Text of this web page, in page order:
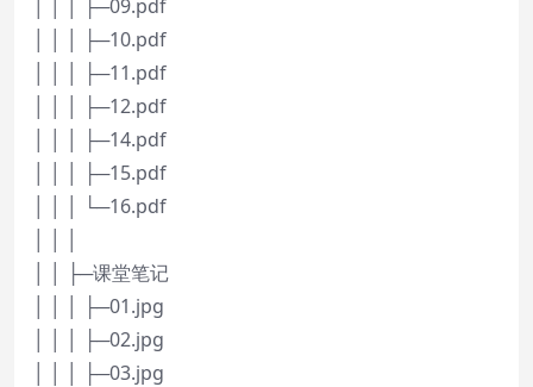
│ │ │ ├─09.pdf
│ │ │ ├─10.pdf
│ │ │ ├─11.pdf
│ │ │ ├─12.pdf
│ │ │ ├─14.pdf
│ │ │ ├─15.pdf
│ │ │ └─16.pdf
│ │ ├─课堂笔记
│ │ │ ├─01.jpg
│ │ │ ├─02.jpg
│ │ │ ├─03.jpg